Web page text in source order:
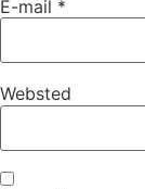
E-mail *
Websted